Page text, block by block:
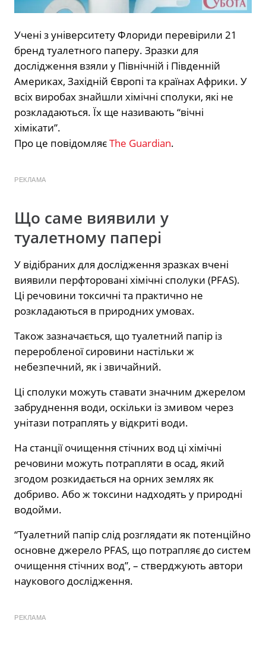
Учені з університету Флориди перевірили 21
бренд туалетного паперу. Зразки для
дослідження взяли у Північній і Південній
Америках, Західній Європі та країнах Африки. У
всіх виробах знайшли хімічні сполуки, які не
розкладаються. Їх ще називають “вічні
хімікати”.
Про це повідомляєThe Guardian.
РЕКЛАМА
Що саме виявили у
туалетному папері
У відібраних для дослідження зразках вчені
виявили перфторовані хімічні сполуки (PFAS).
Ці речовини токсичні та практично не
розкладаються в природних умовах.
Також зазначається, що туалетний папір із
переробленої сировини настільки ж
небезпечний, як і звичайний.
Ці сполуки можуть ставати значним джерелом
забруднення води, оскільки із змивом через
унітази потраплять у відкриті води.
На станції очищення стічних вод ці хімічні
речовини можуть потрапляти в осад, який
згодом розкидається на орних землях як
добриво. Або ж токсини надходять у природні
водойми.
“Туалетний папір слід розглядати як потенційно
основне джерело PFAS, що потрапляє до систем
очищення стічних вод”, – стверджують автори
наукового дослідження.
РЕКЛАМА